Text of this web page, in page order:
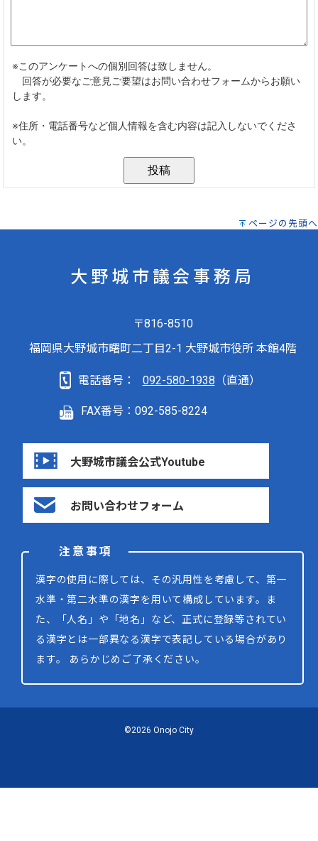
ページの先頭へ
大野城市議会事務局
〒816-8510
福岡県大野城市曙町二丁目2-1 大野城市役所 本館4階
電話番号： 092-580-1938 （直通）
FAX番号：092-585-8224
大野城市議会公式Youtube
お問い合わせフォーム
注意事項
漢字の使用に際しては、その汎用性を考慮して、第一
水準・第二水準の漢字を用いて構成しています。ま
た、「人名」や「地名」など、正式に登録等されてい
る漢字とは一部異なる漢字で表記している場合があり
ます。 あらかじめご了承ください。
©2026 Onojo City